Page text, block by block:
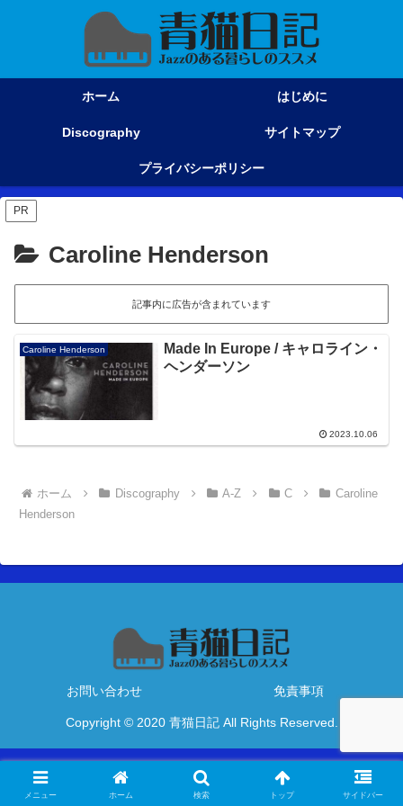
ホーム はじめに
Discography サイトマップ
プライバシーポリシー
PR
Caroline Henderson
記事内に広告が含まれています
Caroline Henderson
Made In Europe / キャロライン・
ヘンダーソン
2023.10.06
ホーム Discography A-Z C
Caroline
Henderson
お問い合わせ 免責事項
Copyright © 2020 青猫日記 All Rights Reserved.
メニュー ホーム 検索 トップ サイドバー